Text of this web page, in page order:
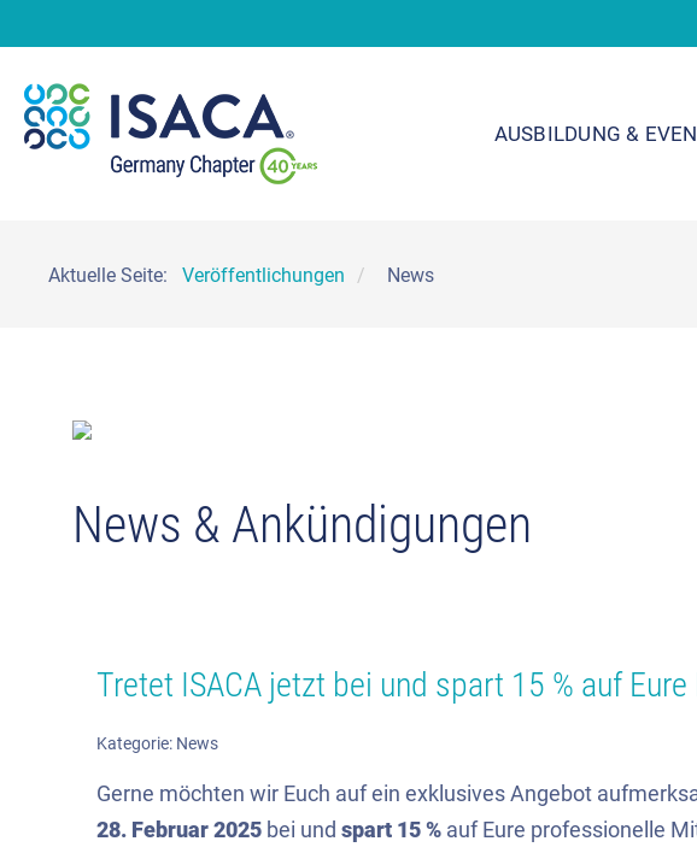
AUSBILDUNG &
Aktuelle Seite: Veröffentlichungen News
News & Ankündigungen
Tretet ISACA jetzt bei und spart 15 % auf
Kategorie: News
Gerne möchten wir Euch auf ein exklusives Angebot
28. Februar 2025 bei und spart 15 % auf Eure professionelle